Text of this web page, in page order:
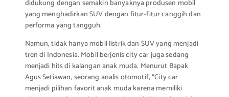
didukung dengan semakin banyaknya produsen mobil
yang menghadirkan SUV dengan fitur-fitur canggih dan
performa yang tangguh.
Namun, tidak hanya mobil listrik dan SUV yang menjadi
tren di Indonesia. Mobil berjenis city car juga sedang
menjadi hits di kalangan anak muda. Menurut Bapak
Agus Setiawan, seorang analis otomotif, “City car
menjadi pilihan favorit anak muda karena memiliki